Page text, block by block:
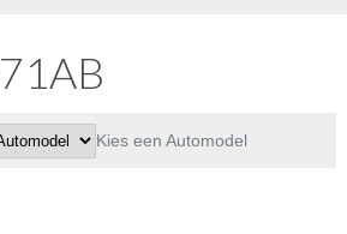
Kies een Automodel